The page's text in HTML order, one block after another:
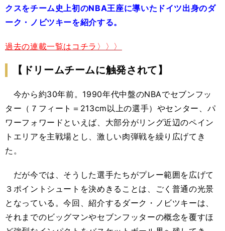
クスをチーム史上初のNBA王座に導いたドイツ出身のダ
ーク・ノビツキーを紹介する。
過去の連載一覧はコチラ〉〉〉
【ドリームチームに触発されて】
今から約30年前。1990年代中盤のNBAでセブンフッ
ター（７フィート＝213cm以上の選手）やセンター、パ
ワーフォワードといえば、大部分がリング近辺のペイン
トエリアを主戦場とし、激しい肉弾戦を繰り広げてき
た。
だが今では、そうした選手たちがプレー範囲を広げて
３ポイントシュートを決めきることは、ごく普通の光景
となっている。今回、紹介するダーク・ノビツキーは、
それまでのビッグマンやセブンフッターの概念を覆すほ